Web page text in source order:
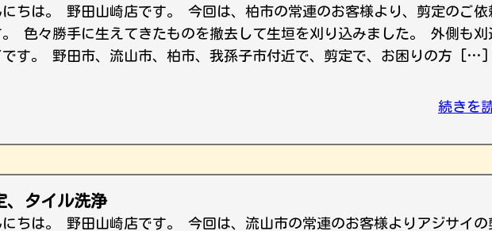
にちは。 野田山崎店です。 今回は、柏市の常連のお客様より、剪定のご依
。 色々勝手に生えてきたものを撤去して生垣を刈り込みました。 外側も刈
です。 野田市、流山市、柏市、我孫子市付近で、剪定で、お困りの方 […]
続きを
、タイル洗浄
にちは。 野田山崎店です。 今回は、流山市の常連のお客様よりアジサイの